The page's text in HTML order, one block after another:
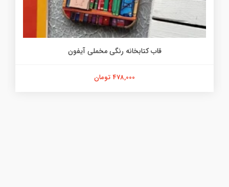
قاب کتابخانه رنگی مخملی آیفون
478,000 تومان